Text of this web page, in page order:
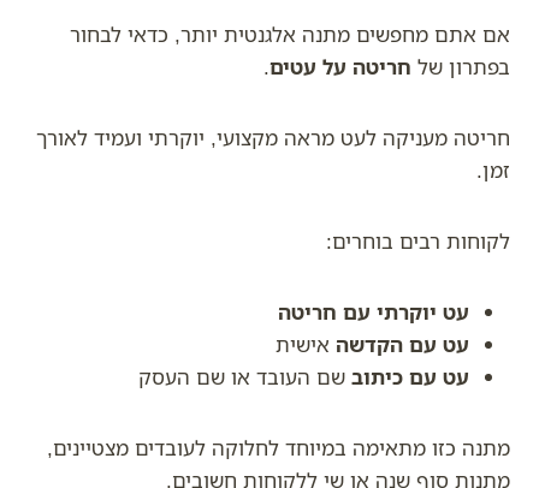
אם אתם מחפשים מתנה אלגנטית יותר, כדאי לבחור
בפתרון של חריטה על עטים.
חריטה מעניקה לעט מראה מקצועי, יוקרתי ועמיד לאורך
זמן.
לקוחות רבים בוחרים:
עט יוקרתי עם חריטה
עט עם הקדשה אישית
עט עם כיתוב שם העובד או שם העסק
מתנה כזו מתאימה במיוחד לחלוקה לעובדים מצטיינים,
מתנות סוף שנה או שי ללקוחות חשובים.